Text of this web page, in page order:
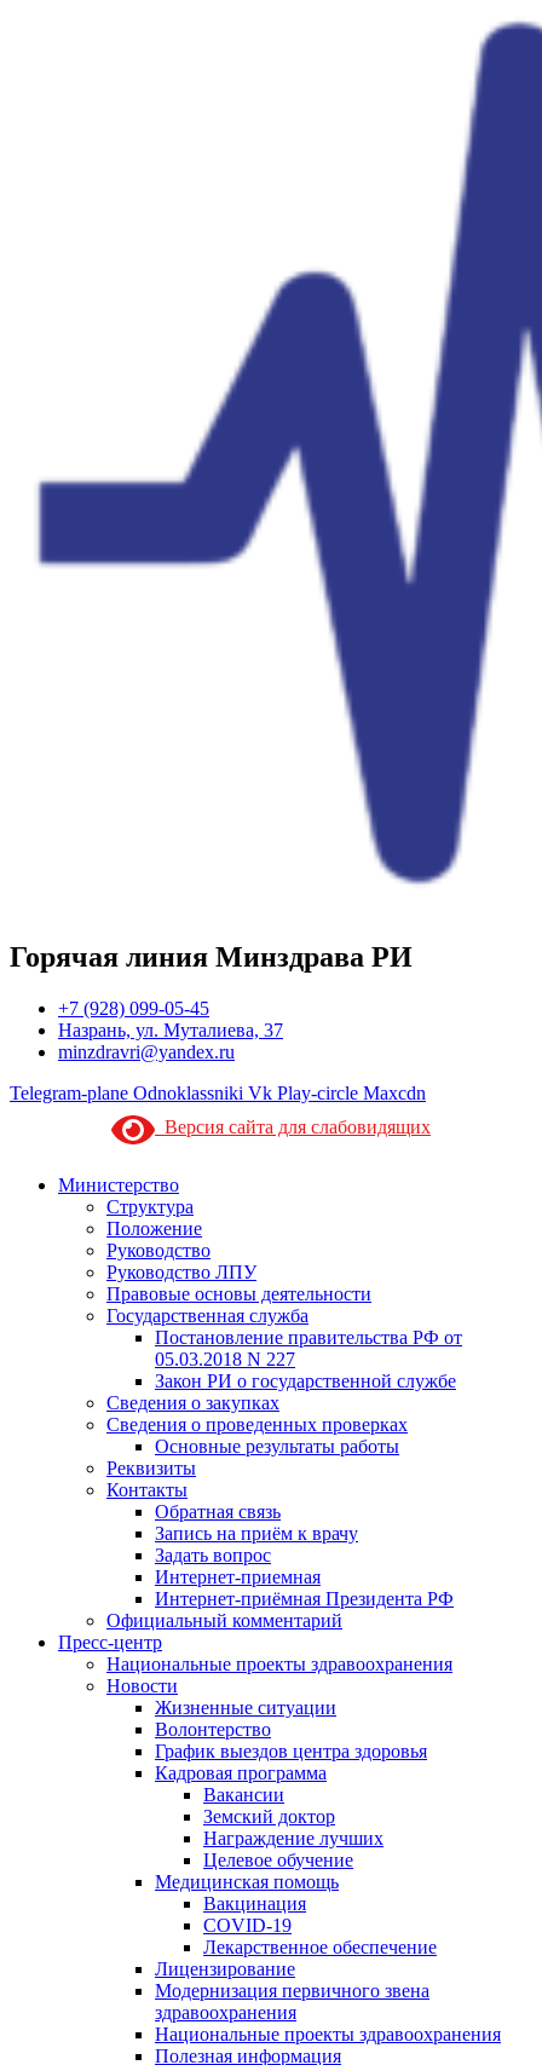
Горячая линия Минздрава РИ
+7 (928) 099-05-45
Назрань, ул. Муталиева, 37
minzdravri@yandex.ru
Telegram-plane Odnoklassniki Vk Play-circle Maxcdn
Версия сайта для слабовидящих
Министерство
Структура
Положение
Руководство
Руководство ЛПУ
Правовые основы деятельности
Государственная служба
Постановление правительства РФ от
05.03.2018 N 227
Закон РИ о государственной службе
Сведения о закупках
Сведения о проведенных проверках
Основные результаты работы
Реквизиты
Контакты
Обратная связь
Запись на приём к врачу
Задать вопрос
Интернет-приемная
Интернет-приёмная Президента РФ
Официальный комментарий
Пресс-центр
Национальные проекты здравоохранения
Новости
Жизненные ситуации
Волонтерство
График выездов центра здоровья
Кадровая программа
Вакансии
Земский доктор
Награждение лучших
Целевое обучение
Медицинская помощь
Вакцинация
COVID-19
Лекарственное обеспечение
Лицензирование
Модернизация первичного звена
здравоохранения
Национальные проекты здравоохранения
Полезная информация